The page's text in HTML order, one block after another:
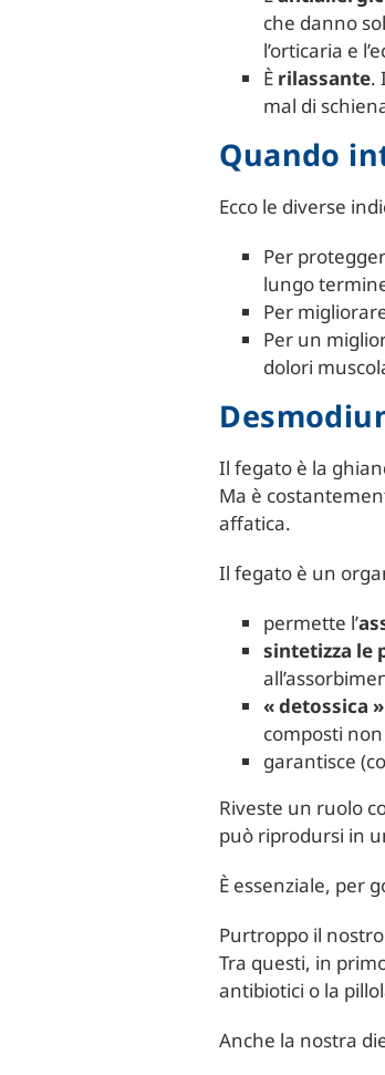
che danno
l’orticaria e
È rilassante.
mal di
Quando
Ecco le diverse
Per
lungo
Per
Per un
dolori
Il fegato è la
Ma è
affatica.
Il fegato è un
permette l’
sintetizza le
« detossica
composti
garantisce
Riveste un ruolo
può riprodursi in
È essenziale, per
Purtroppo il
Tra questi, in
antibiotici o la
Anche la nostra